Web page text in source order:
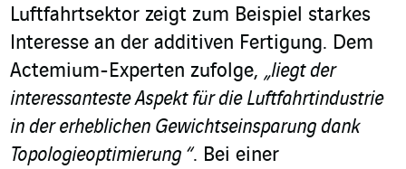
Luftfahrtsektor zeigt zum Beispiel starkes
Interesse an der additiven Fertigung. Dem
Actemium-Experten zufolge, „liegt der
interessanteste Aspekt für die Luftfahrtindustrie
in der erheblichen Gewichtseinsparung dank
Topologie­optimierung “. Bei einer